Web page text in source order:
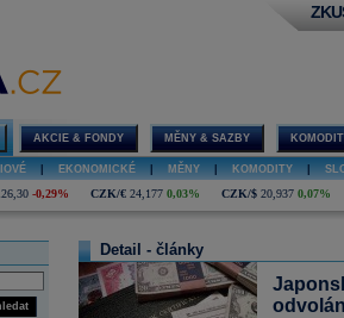
AKCIE & FONDY MĚNY & SAZBY
EKONOMICKÉ MĚNY KOMODITY
-0,29% CZK/€ 24,177 0,03% CZK/$ 20,937 0,07%
Detail - články